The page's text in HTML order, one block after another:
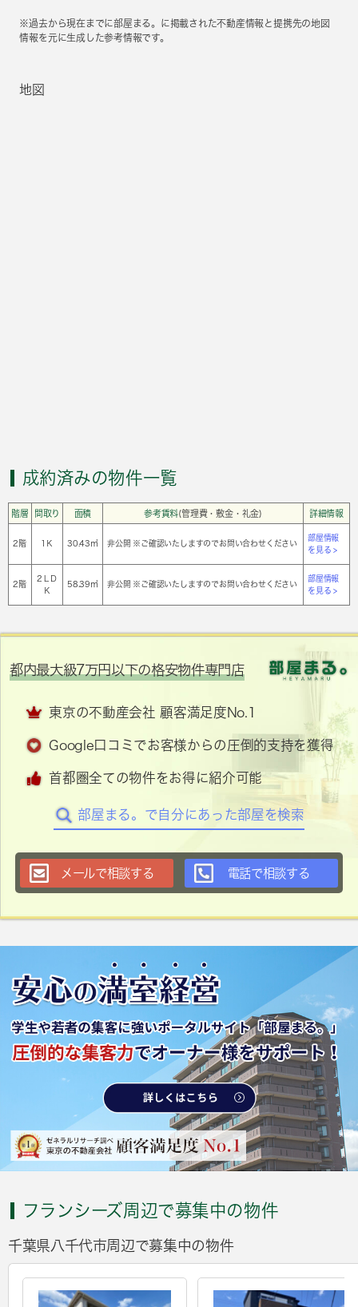
※過去から現在までに部屋まる。に掲載された不動産情報と提携先の地図
情報を元に生成した参考情報です。
地図
成約済みの物件一覧
階層 間取り 面積 参考賃料(管理費・敷金・礼金) 詳細情報
2階 1Ｋ 30.43㎡ 非公開 ※ご確認いたしますのでお問い合わせください
部屋情報
を見る >
2階
2ＬＤ
Ｋ
58.39㎡ 非公開 ※ご確認いたしますのでお問い合わせください
部屋情報
を見る >
都内最大級7万円以下の格安物件専門店
東京の不動産会社 顧客満足度No.1
Google口コミでお客様からの圧倒的支持を獲得
首都圏全ての物件をお得に紹介可能
部屋まる。で自分にあった部屋を検索
メールで相談する 電話で相談する
フランシーズ周辺で募集中の物件
千葉県八千代市周辺で募集中の物件